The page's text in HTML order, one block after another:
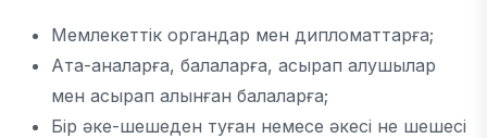
Мемлекеттік органдар мен дипломаттарға;
Ата-аналарға, балаларға, асырап алушылар
мен асырап алынған балаларға;
Бір әке-шешеден туған немесе әкесі не шешесі